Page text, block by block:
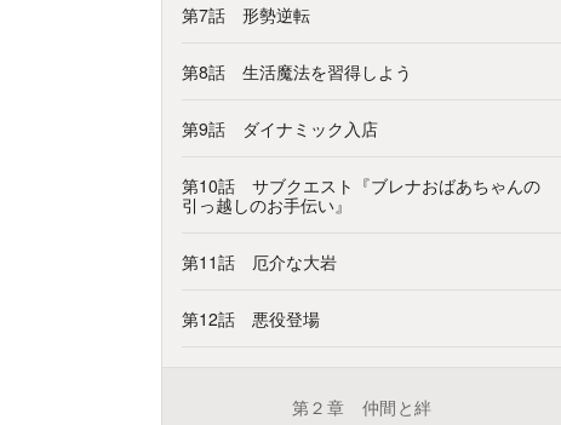
第7話 形勢逆転
第8話 生活魔法を習得しよう
第9話 ダイナミック入店
第10話 サブクエスト『ブレナおばあちゃんの
引っ越しのお手伝い』
第11話 厄介な大岩
第12話 悪役登場
第２章 仲間と絆